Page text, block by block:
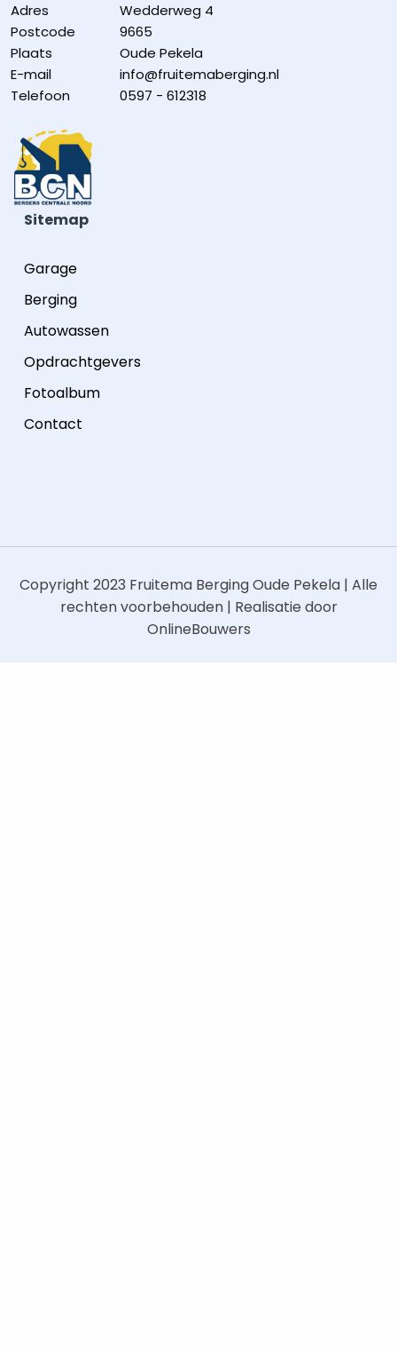
Adres
Wedderweg 4
Postcode
9665
Plaats
Oude Pekela
E-mail
info@fruitemaberging.nl
Telefoon
0597 - 612318
Sitemap
Garage
Berging
Autowassen
Opdrachtgevers
Fotoalbum
Contact
Copyright 2023 Fruitema Berging Oude Pekela | Alle
rechten voorbehouden | Realisatie door
OnlineBouwers